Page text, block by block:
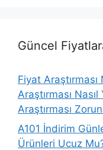
Güncel
Fiyat
Araştırması
Araştırması
A101 İndirim
Ürünleri Ucuz